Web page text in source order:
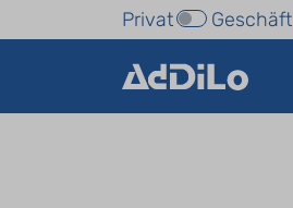
Privat Geschäft